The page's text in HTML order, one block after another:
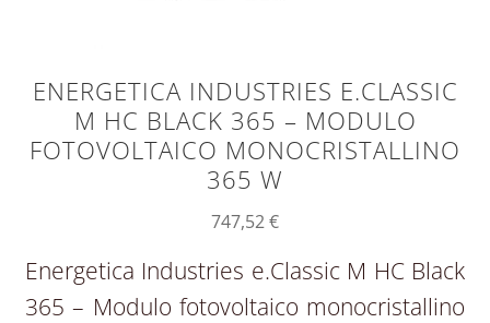
ENERGETICA INDUSTRIES E.CLASSIC
M HC BLACK 365​​ – MODULO
FOTOVOLTAICO MONOCRISTALLINO
365 W
747,52€
Energetica Industries e.Classic M HC Black
365 – Modulo fotovoltaico monocristallino